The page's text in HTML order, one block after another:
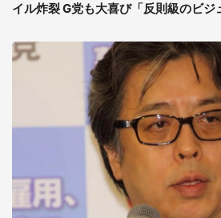
イル炸裂 G党も大喜び「反則級のビジ